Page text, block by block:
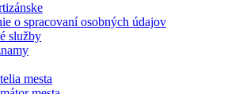
o spracovaní osobných údajov
služby
mesta